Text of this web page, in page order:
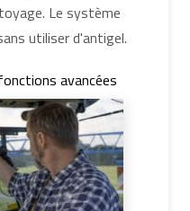
Le système
utiliser d'antigel.
avancées